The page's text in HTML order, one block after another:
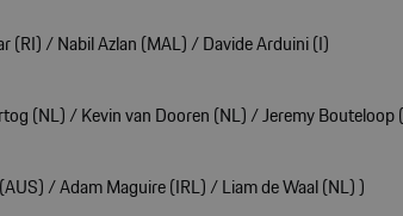
(RI) / Nabil Azlan (MAL) / Davide Arduini (I)
(NL) / Kevin van Dooren (NL) / Jeremy Bouteloop
/ Adam Maguire (IRL) / Liam de Waal (NL) )